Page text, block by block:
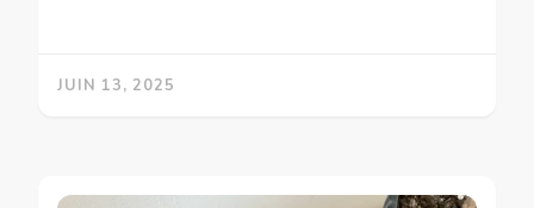
JUIN 13, 2025